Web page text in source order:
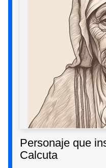
Personaje que
Calcuta